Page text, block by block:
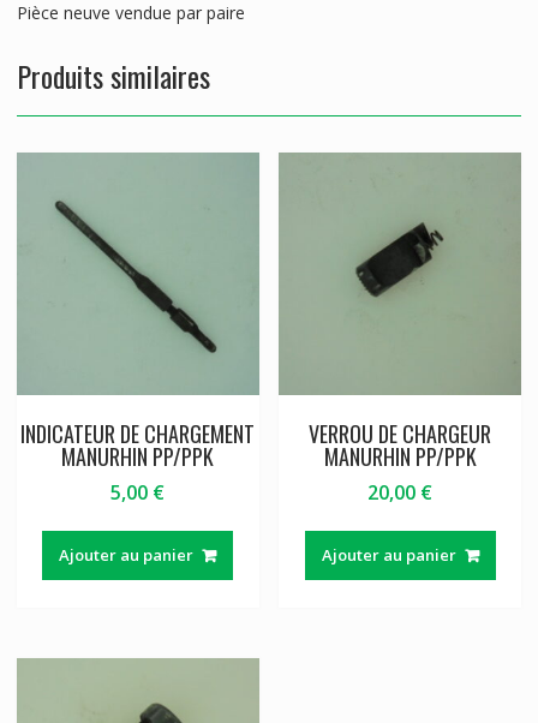
Pièce neuve vendue par paire
Produits similaires
INDICATEUR DE CHARGEMENT
MANURHIN PP/PPK
5,00 €
Ajouter au panier
VERROU DE CHARGEUR
MANURHIN PP/PPK
20,00 €
Ajouter au panier